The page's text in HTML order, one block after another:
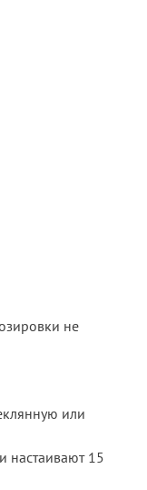
не
или
настаивают 15